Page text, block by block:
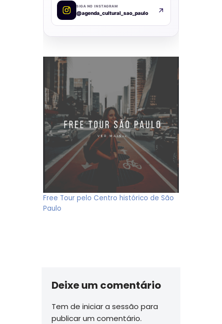
SIGA NO INSTAGRAM
@agenda_cultural_sao_paulo
Free Tour pelo Centro histórico de São
Paulo
Deixe um comentário
Tem de iniciar a sessão para
publicar um comentário.